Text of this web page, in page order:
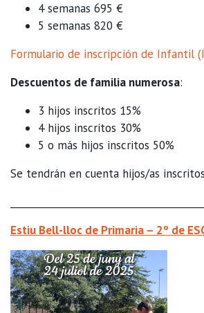
4 semanas 695 €
5 semanas 820 €
Formulario de inscripción de Infantil
Descuentos de familia numerosa:
3 hijos inscritos 15%
4 hijos inscritos 30%
5 o más hijos inscritos 50%
Se tendrán en cuenta hijos/as
Estiu Bell-lloc de Primaria – 2º de